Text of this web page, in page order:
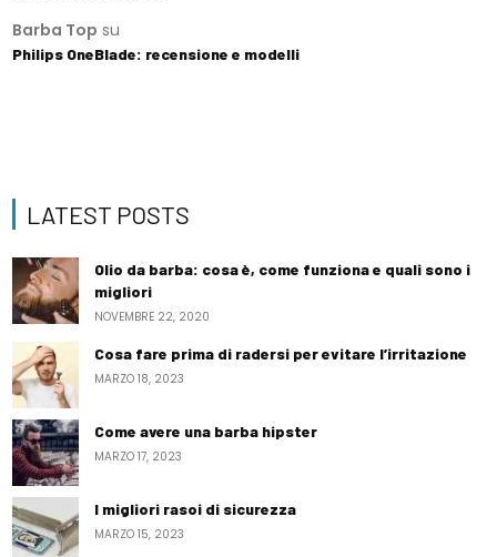
Barba Top su
Philips OneBlade: recensione e modelli
LATEST POSTS
Olio da barba: cosa è, come funziona e quali sono i
migliori
NOVEMBRE 22, 2020
Cosa fare prima di radersi per evitare l’irritazione
MARZO 18, 2023
Come avere una barba hipster
MARZO 17, 2023
I migliori rasoi di sicurezza
MARZO 15, 2023